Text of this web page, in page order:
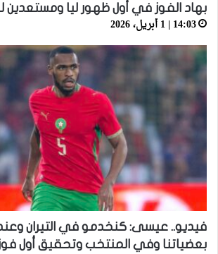
بهاد الفوز في أول ظهور ليا ومستعدين
14:03 | 1 أبريل، 2026
فيديو.. عيسى: كنخدمو في التيران
بعضياتنا وفي المنتخب وتحقيق أول